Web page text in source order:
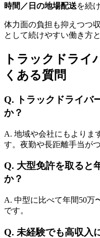
時間／日の地場配送を続
体力面の負担も抑えつつ
として続けやすい働き方
トラックドライ
くある質問
Q. トラックドライバ
か？
A. 地域や会社にもよりま
す。夜勤や長距離手当が
Q. 大型免許を取ると
か？
A. 中型に比べて年間50万
です。
Q. 未経験でも高収入